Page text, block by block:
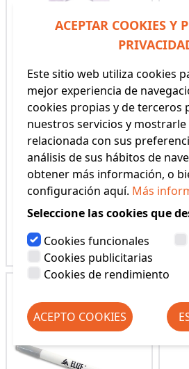
LAPIZ SOLUBLE EN AGUA
(REF: H299)
3,50€
Ver producto
ACEPTAR COOKIES Y
Este sitio web utiliza cookies
mejor experiencia de
cookies propias y de terceros
nuestros servicios y
relacionada con sus
análisis de sus hábitos de
obtener más información, o
configuración aquí. Más
Seleccione las cookies que
Cookies funcionales
Cookies publicitarias
Cookies de rendimiento
ACEPTO COOKIES